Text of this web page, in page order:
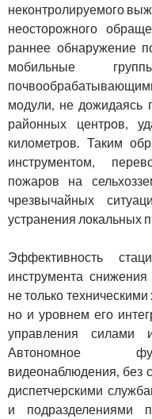
неконтролируемого
неосторожного
раннее обнаружение
мобильные
модули, не
районных центров,
километров. Таким
инструментом,
пожаров на
чрезвычайных
устранения локальных
Эффективность
инструмента
не только
но и уровнем его
управления силами
Автономное
видеонаблюдения, без
диспетчерскими
и подразделениями